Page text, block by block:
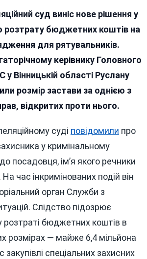
суд виніс нове рішення у
розтрату бюджетних коштів на
для рятувальників.
керівнику Головного
Вінницькій області Руслану
розмір застави за однією з
відкритих проти нього.
суді повідомили про
у кримінальному
посадовця, ім’я якого речники
час інкримінованих подій він
орган Служби з
Слідство підозрює
розтраті бюджетних коштів в
розмірах — майже 6,4 мільйона
закупівлі спеціальних захисних